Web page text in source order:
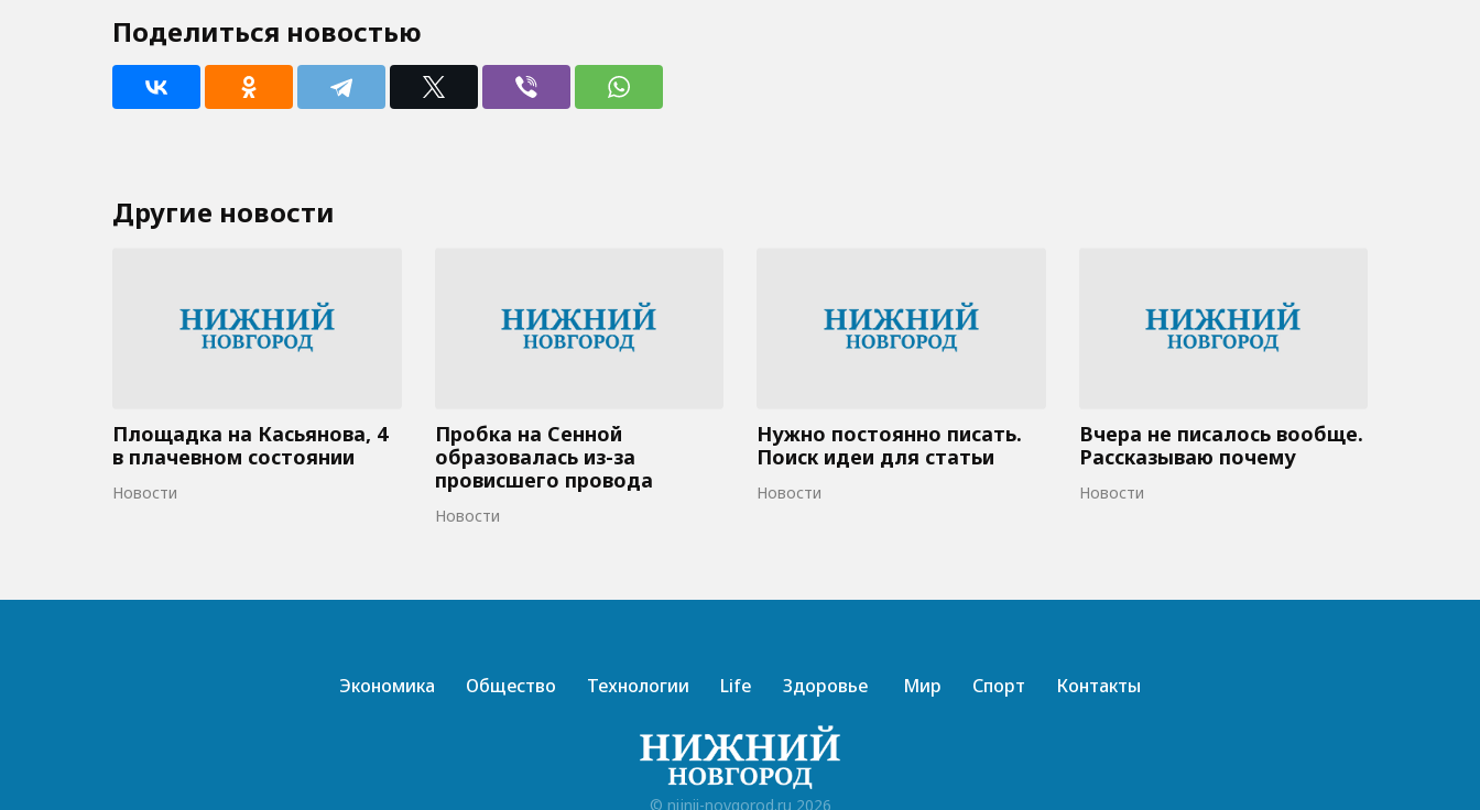
Поделиться новостью
Другие новости
Площадка на Касьянова, 4
в плачевном состоянии
Новости
Пробка на Сенной
образовалась из-за
провисшего провода
Новости
Нужно постоянно писать.
Поиск идеи для статьи
Новости
Вчера не писалось вообще.
Рассказываю почему
Новости
Экономика Общество Технологии Life Здоровье Мир Спорт Контакты
© nijnii-novgorod.ru 2026